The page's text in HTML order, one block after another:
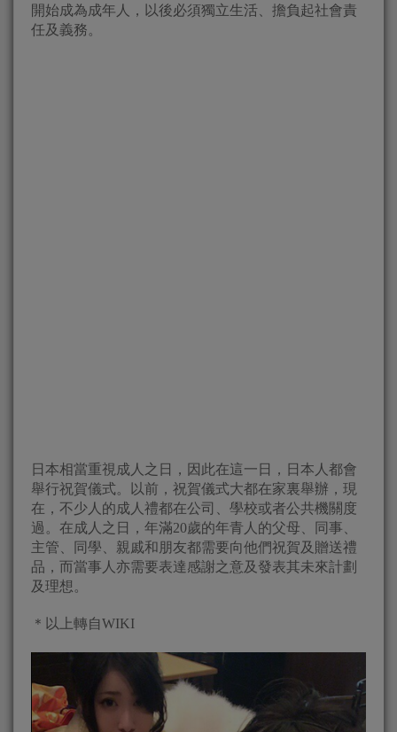
開始成為成年人，以後必須獨立生活、擔負起社會責
任及義務。
日本相當重視成人之日，因此在這一日，日本人都會
舉行祝賀儀式。以前，祝賀儀式大都在家裏舉辦，現
在，不少人的成人禮都在公司、學校或者公共機關度
過。在成人之日，年滿20歲的年青人的父母、同事、
主管、同學、親戚和朋友都需要向他們祝賀及贈送禮
品，而當事人亦需要表達感謝之意及發表其未來計劃
及理想。
＊以上轉自WIKI